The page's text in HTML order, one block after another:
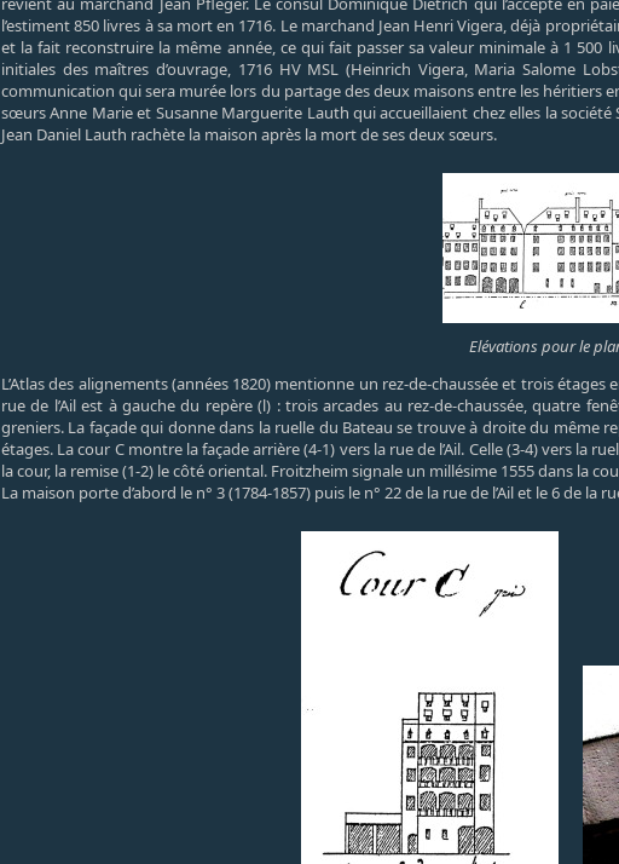
l’estiment 850 livres à sa mort en 1716. Le marchand Jean Henri Vigera, déjà
et la fait reconstruire la même année, ce qui fait passer sa valeur minimale à 1
initiales des maîtres d’ouvrage, 1716 HV MSL (Heinrich Vigera, Maria Salome
communication qui sera murée lors du partage des deux maisons entre les héritiers
sœurs Anne Marie et Susanne Marguerite Lauth qui accueillaient chez elles la
Jean Daniel Lauth rachète la maison après la mort de ses deux sœurs.
Elévations pour le
L’Atlas des alignements (années 1820) mentionne un rez-de-chaussée et trois
rue de l’Ail est à gauche du repère (l) : trois arcades au rez-de-chaussée, quatre
greniers. La façade qui donne dans la ruelle du Bateau se trouve à droite du même
étages. La cour C montre la façade arrière (4-1) vers la rue de l’Ail. Celle (3-4) vers
la cour, la remise (1-2) le côté oriental. Froitzheim signale un millésime 1555 dans la
La maison porte d’abord le n° 3 (1784-1857) puis le n° 22 de la rue de l’Ail et le 6 de la